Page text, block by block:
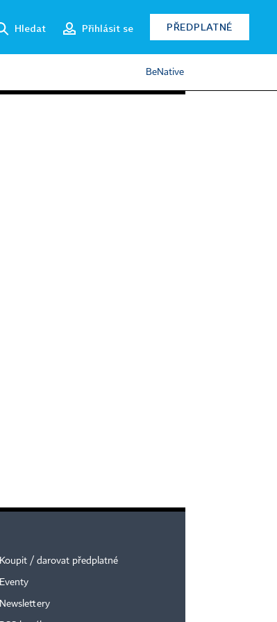
Hledat Přihlásit se PŘEDPLATNÉ
BeNative
Koupit / darovat předplatné
Eventy
Newslettery